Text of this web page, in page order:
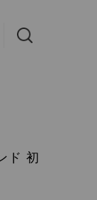
ド 初